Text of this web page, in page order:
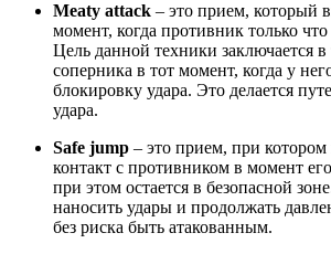
Meaty attack – это прием, который
момент, когда противник только что
Цель данной техники заключается
соперника в тот момент, когда у
блокировку удара. Это делается
удара.
Safe jump – это прием, при
контакт с противником в момент
при этом остается в безопасной
наносить удары и продолжать
без риска быть атакованным.